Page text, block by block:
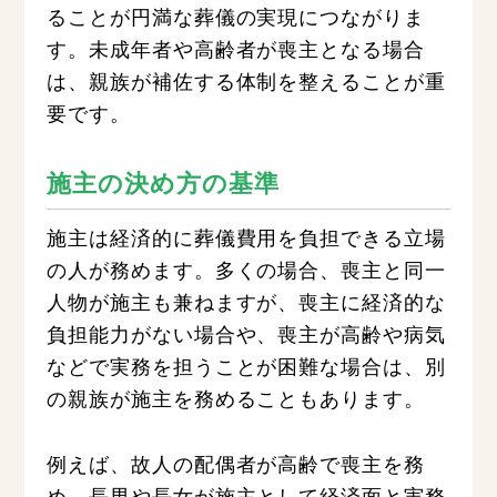
ることが円満な葬儀の実現につながりま
す。未成年者や高齢者が喪主となる場合
は、親族が補佐する体制を整えることが重
要です。
施主の決め方の基準
施主は経済的に葬儀費用を負担できる立場
の人が務めます。多くの場合、喪主と同一
人物が施主も兼ねますが、喪主に経済的な
負担能力がない場合や、喪主が高齢や病気
などで実務を担うことが困難な場合は、別
の親族が施主を務めることもあります。
例えば、故人の配偶者が高齢で喪主を務